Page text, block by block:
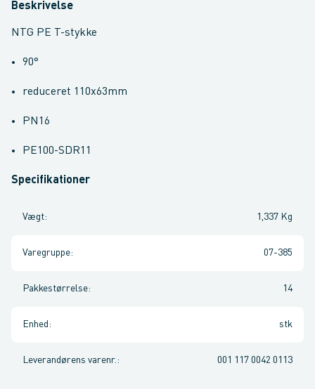
Beskrivelse
NTG PE T-stykke
90°
reduceret 110x63mm
PN16
PE100-SDR11
Specifikationer
Vægt: 1,337 Kg
Varegruppe: 07-385
Pakkestørrelse: 14
Enhed : stk
Leverandørens varenr. : 001 117 0042 0113